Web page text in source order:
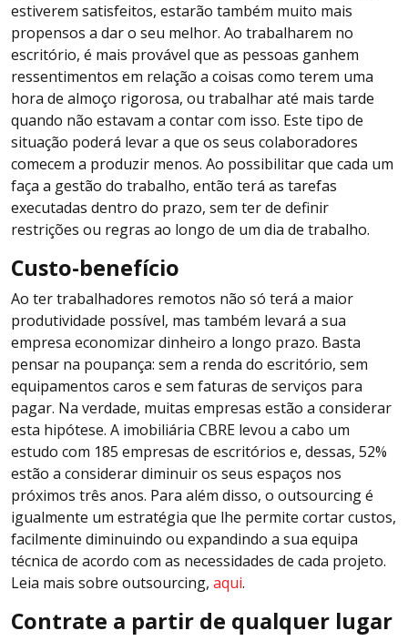
estiverem satisfeitos, estarão também muito mais
propensos a dar o seu melhor. Ao trabalharem no
escritório, é mais provável que as pessoas ganhem
ressentimentos em relação a coisas como terem uma
hora de almoço rigorosa, ou trabalhar até mais tarde
quando não estavam a contar com isso. Este tipo de
situação poderá levar a que os seus colaboradores
comecem a produzir menos. Ao possibilitar que cada um
faça a gestão do trabalho, então terá as tarefas
executadas dentro do prazo, sem ter de definir
restrições ou regras ao longo de um dia de trabalho.
Custo-benefício
Ao ter trabalhadores remotos não só terá a maior
produtividade possível, mas também levará a sua
empresa economizar dinheiro a longo prazo. Basta
pensar na poupança: sem a renda do escritório, sem
equipamentos caros e sem faturas de serviços para
pagar. Na verdade, muitas empresas estão a considerar
esta hipótese. A imobiliária CBRE levou a cabo um
estudo com 185 empresas de escritórios e, dessas, 52%
estão a considerar diminuir os seus espaços nos
próximos três anos. Para além disso, o outsourcing é
igualmente um estratégia que lhe permite cortar custos,
facilmente diminuindo ou expandindo a sua equipa
técnica de acordo com as necessidades de cada projeto.
Leia mais sobre outsourcing, aqui.
Contrate a partir de qualquer lugar